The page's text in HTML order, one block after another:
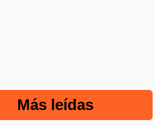
Más leídas